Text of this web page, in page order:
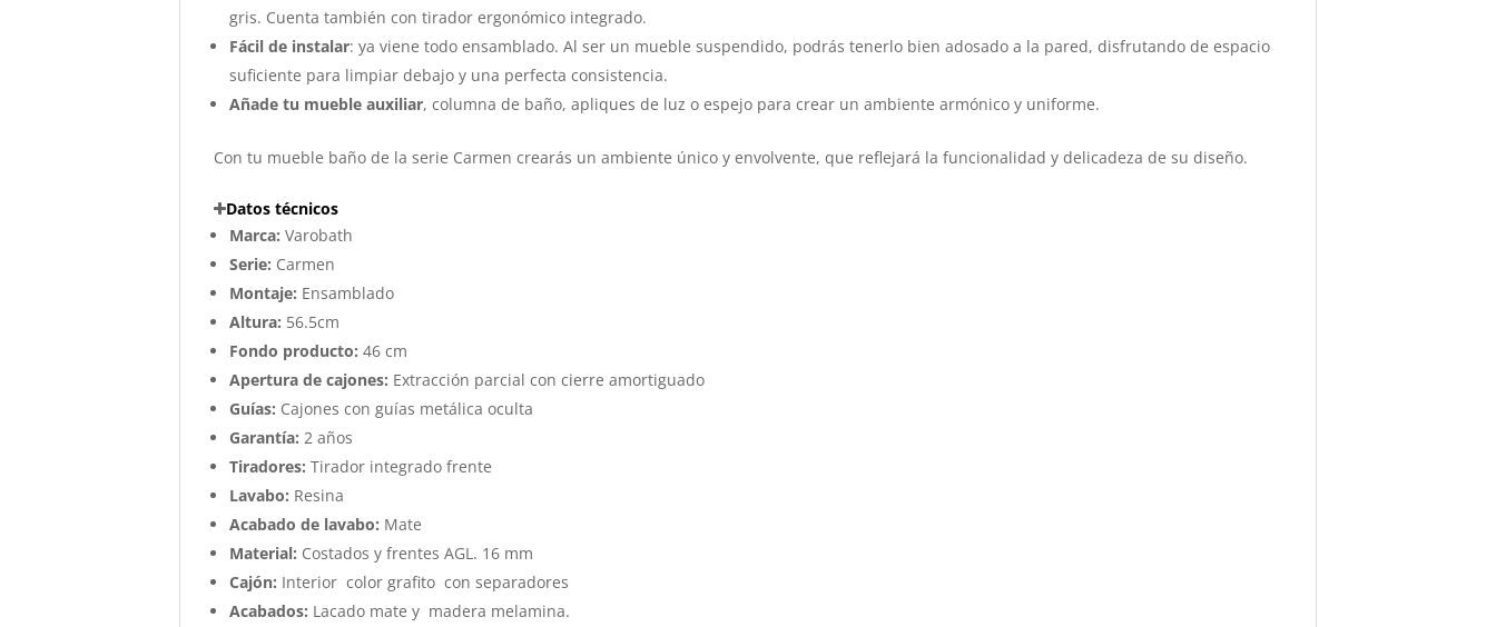
gris. Cuenta también con tirador ergonómico integrado.
Fácil de instalar: ya viene todo ensamblado. Al ser un mueble suspendido, podrás tenerlo bien adosado a la pared, disfrutando de espacio
suficiente para limpiar debajo y una perfecta consistencia.
Añade tu mueble auxiliar, columna de baño, apliques de luz o espejo para crear un ambiente armónico y uniforme.
Con tu mueble baño de la serie Carmen crearás un ambiente único y envolvente, que reflejará la funcionalidad y delicadeza de su diseño.
Datos técnicos
Marca: Varobath
Serie: Carmen
Montaje: Ensamblado
Altura: 56.5cm
Fondo producto: 46 cm
Apertura de cajones: Extracción parcial con cierre amortiguado
Guías: Cajones con guías metálica oculta
Garantía: 2 años
Tiradores: Tirador integrado frente
Lavabo: Resina
Acabado de lavabo: Mate
Material: Costados y frentes AGL. 16 mm
Cajón: Interior color grafito con separadores
Acabados: Lacado mate y madera melamina.